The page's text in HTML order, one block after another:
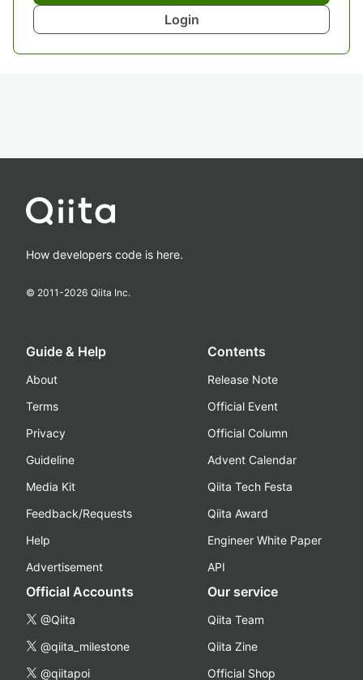
Login
How developers code is here.
© 2011-2026 Qiita Inc.
Guide & Help
About
Terms
Privacy
Guideline
Media Kit
Feedback/Requests
Help
Advertisement
Contents
Release Note
Official Event
Official Column
Advent Calendar
Qiita Tech Festa
Qiita Award
Engineer White Paper
API
Official Accounts
@Qiita
@qiita_milestone
@qiitapoi
Our service
Qiita Team
Qiita Zine
Official Shop